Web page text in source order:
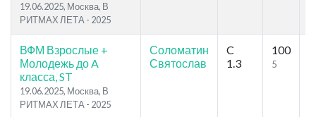
19.06.2025, Москва, В
РИТМАХ ЛЕТА - 2025
ВФМ Взрослые +
Молодежь до A
класса, ST
19.06.2025, Москва, В
РИТМАХ ЛЕТА - 2025
Соломатин
Святослав
C
1.3
100
5